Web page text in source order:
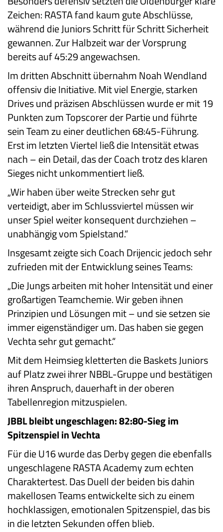
Zeichen: RASTA fand kaum gute Abschlüsse,
während die Juniors Schritt für Schritt Sicherheit
gewannen. Zur Halbzeit war der Vorsprung
bereits auf 45:29 angewachsen.
Im dritten Abschnitt übernahm Noah Wendland
offensiv die Initiative. Mit viel Energie, starken
Drives und präzisen Abschlüssen wurde er mit 19
Punkten zum Topscorer der Partie und führte
sein Team zu einer deutlichen 68:45-Führung.
Erst im letzten Viertel ließ die Intensität etwas
nach – ein Detail, das der Coach trotz des klaren
Sieges nicht unkommentiert ließ.
„Wir haben über weite Strecken sehr gut
verteidigt, aber im Schlussviertel müssen wir
unser Spiel weiter konsequent durchziehen –
unabhängig vom Spielstand.“
Insgesamt zeigte sich Coach Drijencic jedoch sehr
zufrieden mit der Entwicklung seines Teams:
„Die Jungs arbeiten mit hoher Intensität und einer
großartigen Teamchemie. Wir geben ihnen
Prinzipien und Lösungen mit – und sie setzen sie
immer eigenständiger um. Das haben sie gegen
Vechta sehr gut gemacht.“
Mit dem Heimsieg kletterten die Baskets Juniors
auf Platz zwei ihrer NBBL-Gruppe und bestätigen
ihren Anspruch, dauerhaft in der oberen
Tabellenregion mitzuspielen.
JBBL bleibt ungeschlagen: 82:80-Sieg im
Spitzenspiel in Vechta
Für die U16 wurde das Derby gegen die ebenfalls
ungeschlagene RASTA Academy zum echten
Charaktertest. Das Duell der beiden bis dahin
makellosen Teams entwickelte sich zu einem
hochklassigen, emotionalen Spitzenspiel, das bis
in die letzten Sekunden offen blieb.